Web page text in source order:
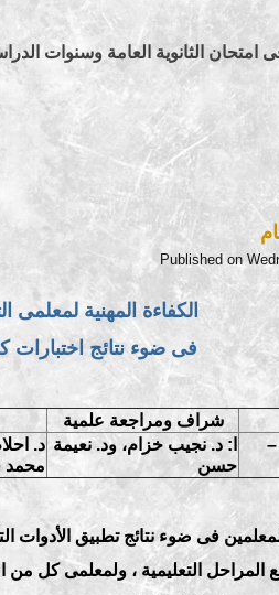
الثانوية العامة وسنوات
Published on
الكفاءة المهنية لمعلمى
فى ضوء نتائج اختبارات
شراف ومراجعة علمية
–
ا: د. نجيب خزام، ود. نعيمة
حسن
د.
محمد
فى ضوء نتائج تطبيق الأدوات